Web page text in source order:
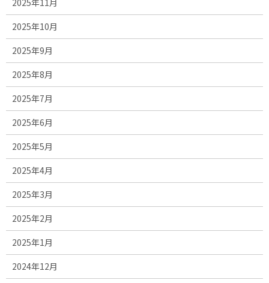
2025年10月
2025年9月
2025年8月
2025年7月
2025年6月
2025年5月
2025年4月
2025年3月
2025年2月
2025年1月
2024年12月